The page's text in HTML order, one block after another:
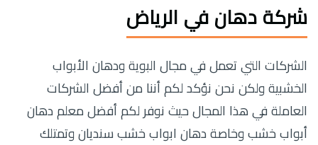
شركة دهان في الرياض
الشركات التي تعمل في مجال البوية ودهان الأبواب
الخشبية ولكن نحن نؤكد لكم أننا من أفضل الشركات
العاملة في هذا المجال حيث نوفر لكم أفضل معلم دهان
أبواب خشب وخاصة دهان ابواب خشب سنديان وتمتلك